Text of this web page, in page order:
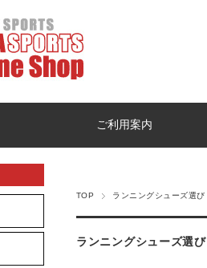
ご利用案内
TOP ランニングシューズ選び
ランニングシューズ選び